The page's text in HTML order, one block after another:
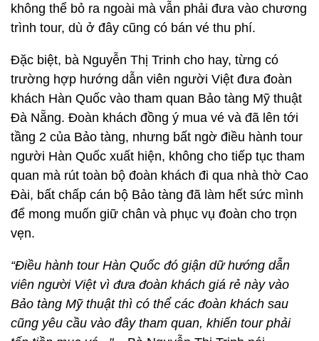
không thể bỏ ra ngoài mà vẫn phải đưa vào chương
trình tour, dù ở đây cũng có bán vé thu phí.
Đặc biệt, bà Nguyễn Thị Trinh cho hay, từng có
trường hợp hướng dẫn viên người Việt đưa đoàn
khách Hàn Quốc vào tham quan Bảo tàng Mỹ thuật
Đà Nẵng. Đoàn khách đồng ý mua vé và đã lên tới
tầng 2 của Bảo tàng, nhưng bất ngờ điều hành tour
người Hàn Quốc xuất hiện, không cho tiếp tục tham
quan mà rút toàn bộ đoàn khách đi qua nhà thờ Cao
Đài, bất chấp cán bộ Bảo tàng đã làm hết sức mình
để mong muốn giữ chân và phục vụ đoàn cho trọn
vẹn.
“Điều hành tour Hàn Quốc đó giận dữ hướng dẫn
viên người Việt vì đưa đoàn khách giá rẻ này vào
Bảo tàng Mỹ thuật thì có thể các đoàn khách sau
cũng yêu cầu vào đây tham quan, khiến tour phải